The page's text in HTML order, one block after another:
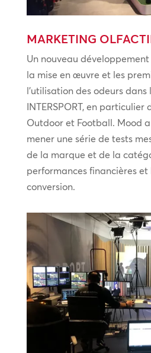
MARKETING
Un nouveau
la mise en œuvre et les
l’utilisation des odeurs dans
INTERSPORT, en particulier
Outdoor et Football. Mood
mener une série de tests
de la marque et de la
performances financières et
conversion.